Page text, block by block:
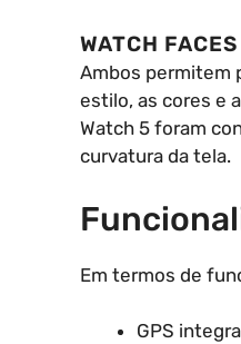
WATCH
Ambos permitem
estilo, as cores e
Watch 5 foram
curvatura da tela.
Em termos de
GPS